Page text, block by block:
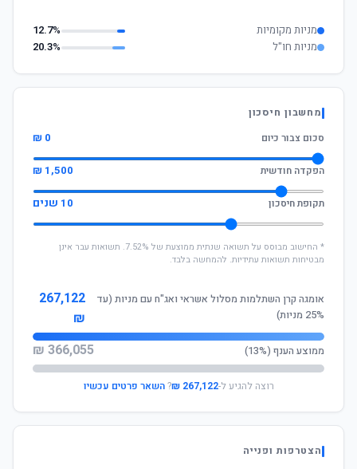
מניות מקומיות
12.7%
מניות חו"ל
20.3%
מחשבון חיסכון
סכום צבור כיום
0 ₪
הפקדה חודשית 1,500 ₪
תקופת חיסכון 10 שנים
* החישוב מבוסס על תשואה שנתית ממוצעת של 7.52%. תשואות עבר אינן
מבטיחות תשואות עתידיות. להמחשה בלבד.
אומגה קרן השתלמות מסלול אשראי ואג"ח עם מניות (עד
25% מניות)
267,122
₪
ממוצע הענף (13%) 366,055 ₪
רוצה להגיע ל-267,122 ₪
?השאר פרטים עכשיו
הצטרפות ופנייה